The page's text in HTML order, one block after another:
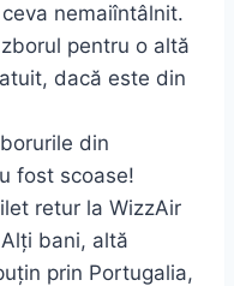
nemaiîntâlnit.
pentru o altă
dacă este din
din
fost scoase!
retur la WizzAir
bani, altă
prin Portugalia,